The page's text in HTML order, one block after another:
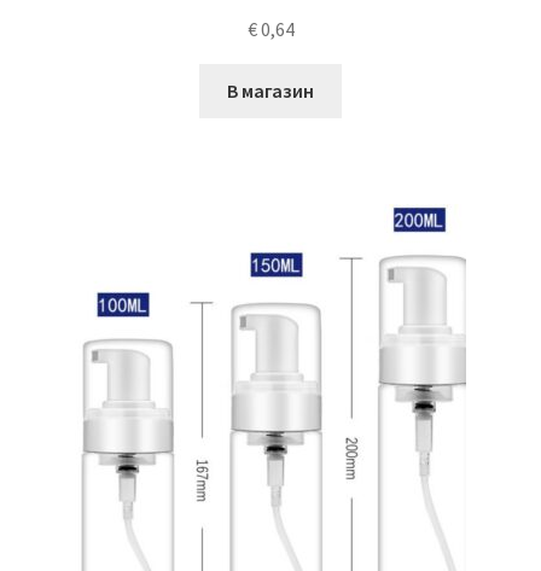
€0,64
В магазин